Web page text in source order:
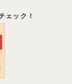
ェック！